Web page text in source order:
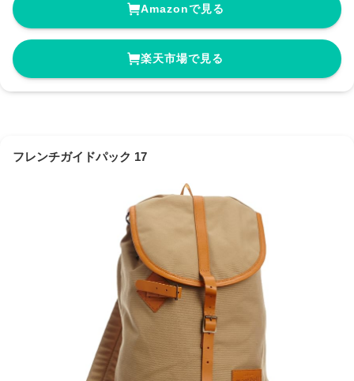
Amazonで見る
楽天市場で見る
フレンチガイドパック 17